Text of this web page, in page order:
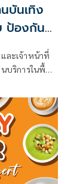
บันเทิง
ป้องกัน
ละเจ้าหน้าที่
บริการในพื้นที่